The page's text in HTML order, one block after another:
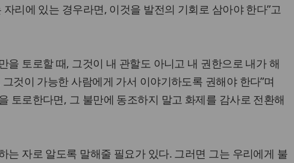
자리에 있는 경우라면, 이것을 발전의 기회로 삼아야 한다”고
을 토로할 때, 그것이 내 관할도 아니고 내 권한으로 내가 해
것이 가능한 사람에게 가서 이야기하도록 권해야 한다”며
토로한다면, 그 불만에 동조하지 말고 화제를 감사로 전환해
는 자로 알도록 말해줄 필요가 있다. 그러면 그는 우리에게 불